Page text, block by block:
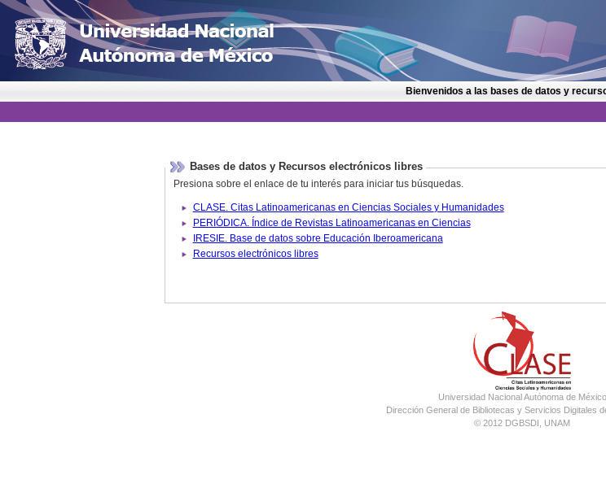
Bienvenidos a las bases de datos y
Bases de datos y Recursos electrónicos libres
Presiona sobre el enlace de tu interés para iniciar tus búsquedas.
CLASE. Citas Latinoamericanas en Ciencias Sociales y Humanidades
PERIÓDICA. Índice de Revistas Latinoamericanas en Ciencias
IRESIE. Base de datos sobre Educación Iberoamericana
Recursos electrónicos libres
Universidad Nacional Autónoma de México
Dirección General de Bibliotecas y Servicios Digitales
© 2012 DGBSDI, UNAM